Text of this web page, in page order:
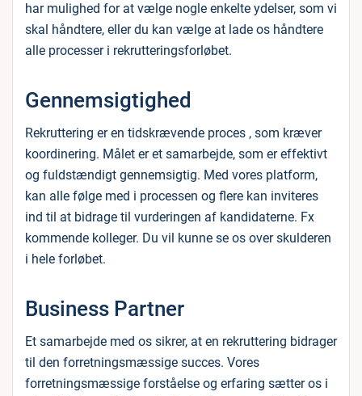
har mulighed for at vælge nogle enkelte ydelser, som vi
skal håndtere, eller du kan vælge at lade os håndtere
alle processer i rekrutteringsforløbet.
Gennemsigtighed
Rekruttering er en tidskrævende proces , som kræver
koordinering. Målet er et samarbejde, som er effektivt
og fuldstændigt gennemsigtig. Med vores platform,
kan alle følge med i processen og flere kan inviteres
ind til at bidrage til vurderingen af kandidaterne. Fx
kommende kolleger. Du vil kunne se os over skulderen
i hele forløbet.
Business Partner
Et samarbejde med os sikrer, at en rekruttering bidrager
til den forretningsmæssige succes. Vores
forretningsmæssige forståelse og erfaring sætter os i